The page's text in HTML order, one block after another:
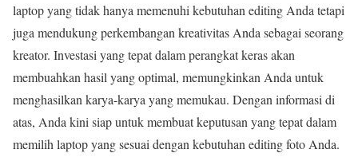
laptop yang tidak hanya memenuhi kebutuhan editing Anda tetapi
juga mendukung perkembangan kreativitas Anda sebagai seorang
kreator. Investasi yang tepat dalam perangkat keras akan
membuahkan hasil yang optimal, memungkinkan Anda untuk
menghasilkan karya-karya yang memukau. Dengan informasi di
atas, Anda kini siap untuk membuat keputusan yang tepat dalam
memilih laptop yang sesuai dengan kebutuhan editing foto Anda.